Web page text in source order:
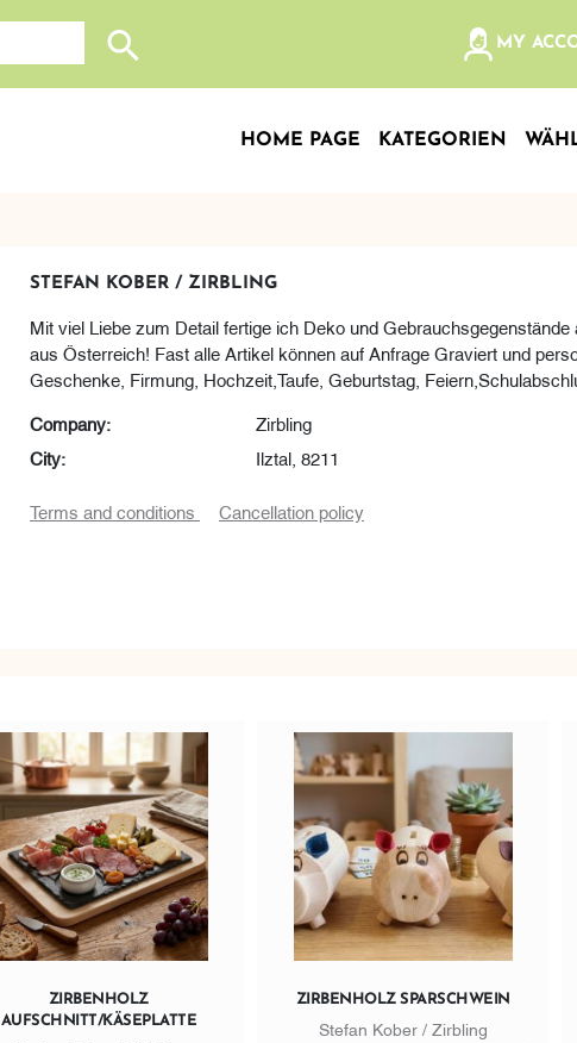
Search store MY
HOME PAGE KATEGORIEN
STEFAN KOBER / ZIRBLING
Mit viel Liebe zum Detail fertige ich Deko und
aus Österreich! Fast alle Artikel können auf Anfrage Graviert und
Geschenke, Firmung, Hochzeit,Taufe, Geburtstag,
Company: Zirbling
City: Ilztal, 8211
Terms and conditions Cancellation policy
ZIRBENHOLZ
AUFSCHNITT/KÄSEPLATTE
ZIRBENHOLZ SPARSCHWEIN
Stefan Kober / Zirbling